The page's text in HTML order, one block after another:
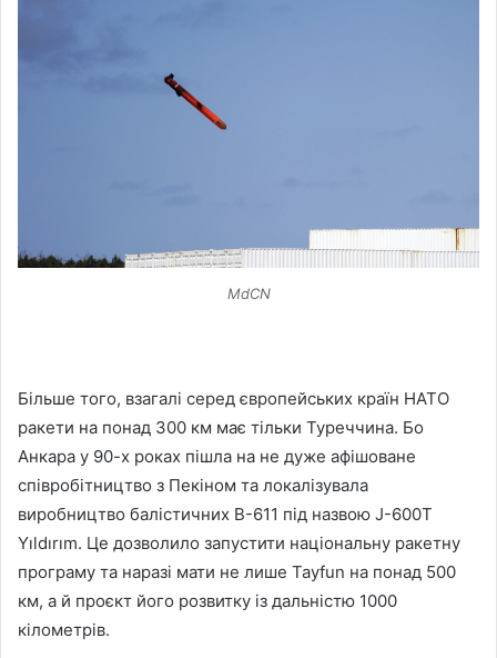
MdCN
Більше того, взагалі серед європейських країн НАТО
ракети на понад 300 км має тільки Туреччина. Бо
Анкара у 90-х роках пішла на не дуже афішоване
співробітництво з Пекіном та локалізувала
виробництво балістичних B-611 під назвою J-600T
Yıldırım. Це дозволило запустити національну ракетну
програму та наразі мати не лише Tayfun на понад 500
км, а й проєкт його розвитку із дальністю 1000
кілометрів.